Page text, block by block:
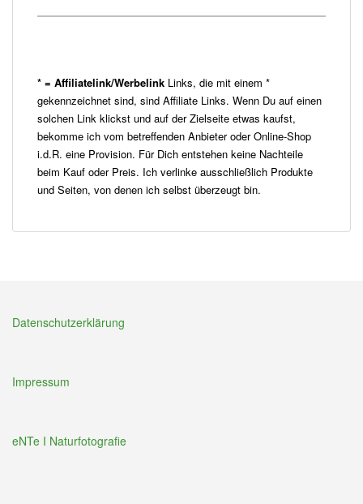
* = Affiliatelink/Werbelink Links, die mit einem *
gekennzeichnet sind, sind Affiliate Links. Wenn Du auf einen
solchen Link klickst und auf der Zielseite etwas kaufst,
bekomme ich vom betreffenden Anbieter oder Online-Shop
i.d.R. eine Provision. Für Dich entstehen keine Nachteile
beim Kauf oder Preis. Ich verlinke ausschließlich Produkte
und Seiten, von denen ich selbst überzeugt bin.
Datenschutzerklärung
Impressum
eNTe I Naturfotografie